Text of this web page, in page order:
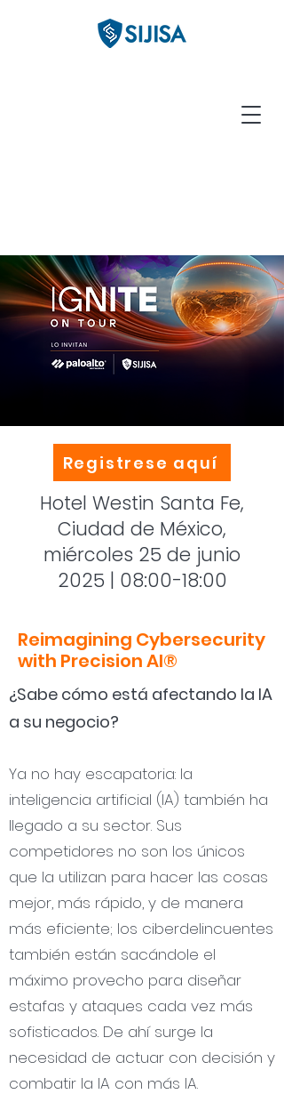
Registrese aquí
Hotel Westin Santa Fe,
Ciudad de México,
miércoles 25 de junio
2025 | 08:00-18:00
Reimagining Cybersecurity
with Precision AI®
¿Sabe cómo está afectando la IA
a su negocio?
Ya no hay escapatoria: la
inteligencia artificial (IA) también ha
llegado a su sector. Sus
competidores no son los únicos
que la utilizan para hacer las cosas
mejor, más rápido, y de manera
más eficiente; los ciberdelincuentes
también están sacándole el
máximo provecho para diseñar
estafas y ataques cada vez más
sofisticados. De ahí surge la
necesidad de actuar con decisión y
combatir la IA con más IA.